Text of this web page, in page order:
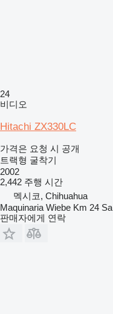
24
비디오
Hitachi ZX330LC
가격은 요청 시 공개
트랙형 굴착기
2002
2,442 주행 시간
멕시코, Chihuahua
Maquinaria Wiebe Km 24 Sa
판매자에게 연락